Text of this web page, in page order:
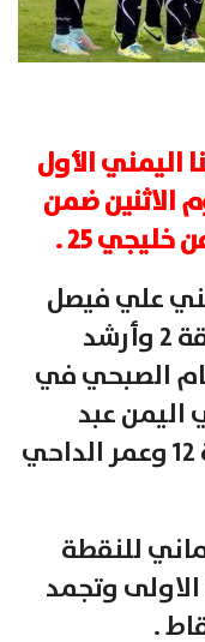
اليمني الأول
( 3- 2 ) اليوم الاثنين ضمن
25 .
علي فيصل
في مرماه واللاعب في الدقيقة 2 وأرشد
الدقيقة 37 وعصام الصبحي في
اليمن عبد
الواسع المطري في الدقيقة 12 وعمر الداحي
للنقطة
وتجمد
.